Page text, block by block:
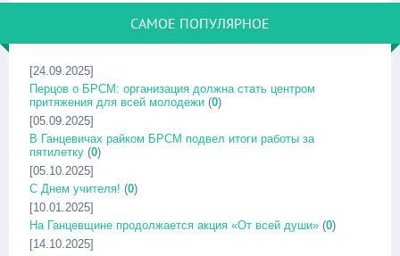
САМОЕ ПОПУЛЯРНОЕ
[24.09.2025]
Перцов о БРСМ: организация должна стать центром
притяжения для всей молодежи (0)
[05.09.2025]
В Ганцевичах райком БРСМ подвел итоги работы за
пятилетку (0)
[05.10.2025]
С Днем учителя! (0)
[10.01.2025]
На Ганцевщине продолжается акция «От всей души» (0)
[14.10.2025]